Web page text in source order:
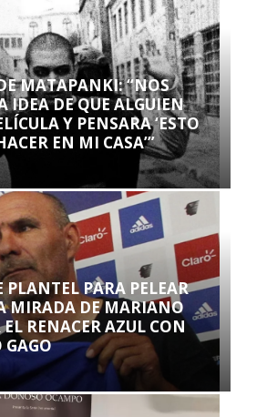
MATAPANKI: “NOS
IDEA DE QUE ALGUIEN
Y PENSARA ‘ESTO
EN MI CASA’”
PLANTEL PARA PELEAR
MIRADA DE MARIANO
EL RENACER AZUL CON
GAGO